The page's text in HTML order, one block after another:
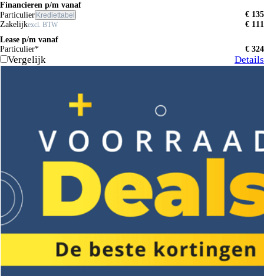
Financieren p/m vanaf
Particulier Krediettabel
€ 135
Zakelijkexcl. BTW
€ 111
Lease p/m vanaf
Particulier*
€ 324
Vergelijk Details